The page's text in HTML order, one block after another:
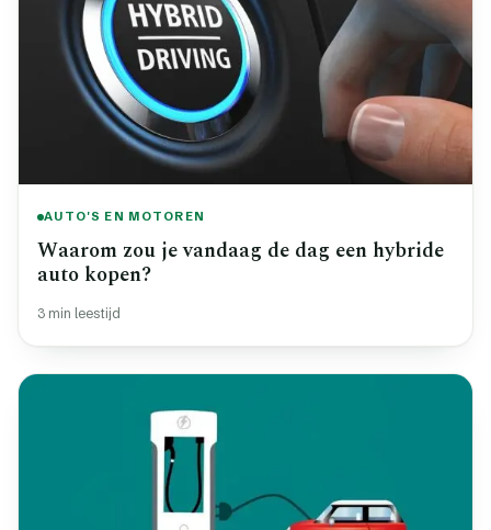
AUTO'S EN MOTOREN
Waarom zou je vandaag de dag een hybride
auto kopen?
3 min leestijd